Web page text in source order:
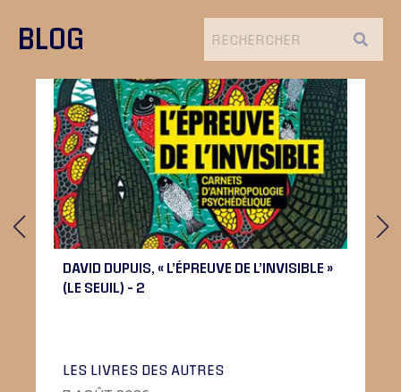
BLOG
DAVID DUPUIS, « L’ÉPREUVE DE L’INVISIBLE »
(LE SEUIL) – 2
LES LIVRES DES AUTRES